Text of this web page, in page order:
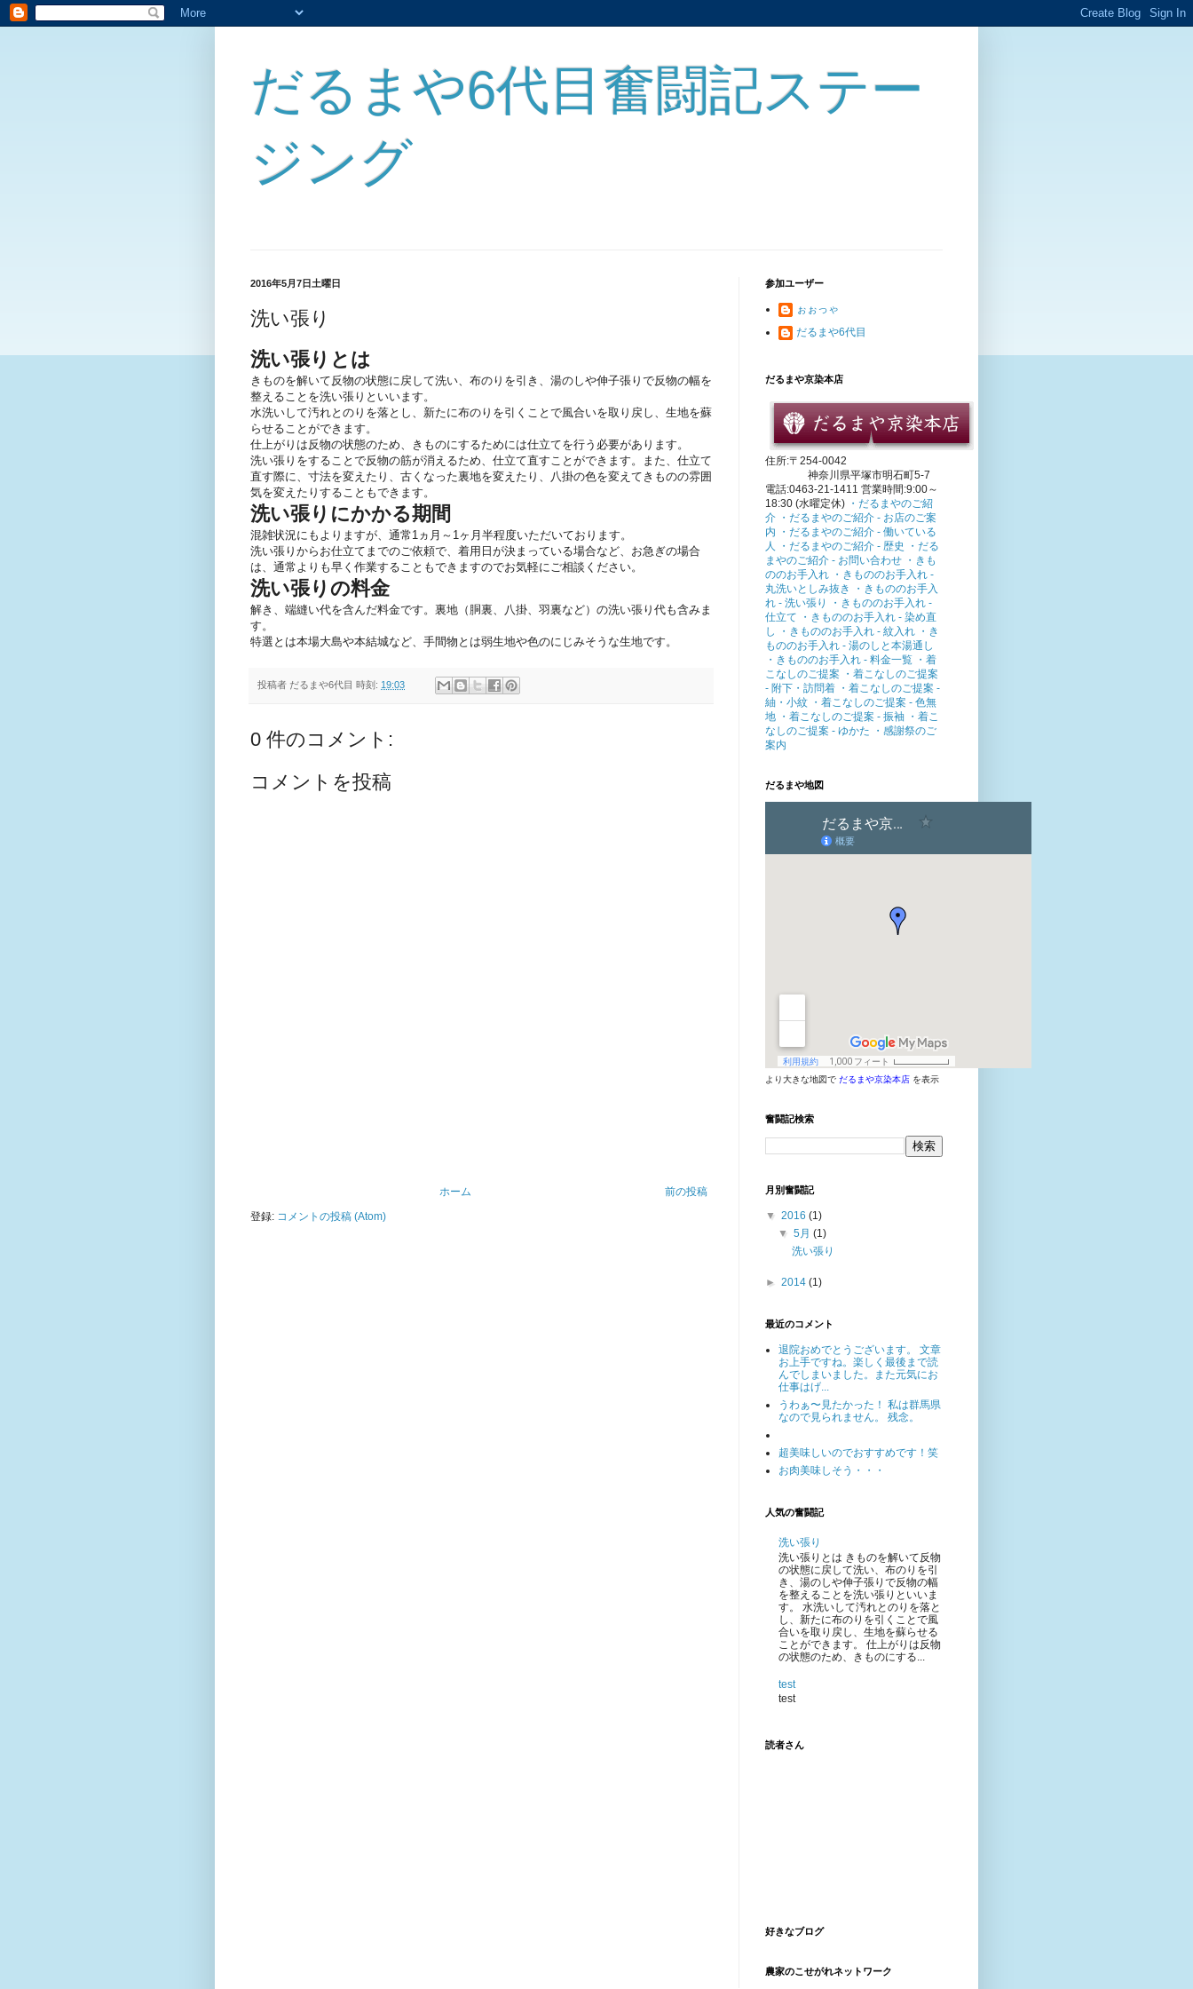
だるまや6代目奮闘記ステー
ジング
2016年5月7日土曜日
洗い張り
洗い張りとは
きものを解いて反物の状態に戻して洗い、布のりを引き、湯のしや伸子張りで反物の幅を
整えることを洗い張りといいます。
水洗いして汚れとのりを落とし、新たに布のりを引くことで風合いを取り戻し、生地を蘇
らせることができます。
仕上がりは反物の状態のため、きものにするためには仕立てを行う必要があります。
洗い張りをすることで反物の筋が消えるため、仕立て直すことができます。また、仕立て
直す際に、寸法を変えたり、古くなった裏地を変えたり、八掛の色を変えてきものの雰囲
気を変えたりすることもできます。
洗い張りにかかる期間
混雑状況にもよりますが、通常1ヵ月～1ヶ月半程度いただいております。
洗い張りからお仕立てまでのご依頼で、着用日が決まっている場合など、お急ぎの場合
は、通常よりも早く作業することもできますのでお気軽にご相談ください。
洗い張りの料金
解き、端縫い代を含んだ料金です。裏地（胴裏、八掛、羽裏など）の洗い張り代も含みま
す。
特選とは本場大島や本結城など、手間物とは弱生地や色のにじみそうな生地です。
投稿者 だるまや6代目 時刻: 19:03
0 件のコメント:
コメントを投稿
前の投稿
ホーム
登録: コメントの投稿 (Atom)
参加ユーザー
ぉぉっゃ
だるまや6代目
だるまや京染本店
住所:〒254-0042
神奈川県平塚市明石町5-7
電話:0463-21-1411 営業時間:9:00～
18:30 (水曜定休) ・だるまやのご紹
介 ・だるまやのご紹介 - お店のご案
内
・だるまやのご紹介 - 働いている
人
・だるまやのご紹介 - 歴史
・だる
まやのご紹介 - お問い合わせ ・きも
ののお手入れ ・きもののお手入れ -
丸洗いとしみ抜き
・きもののお手入
れ - 洗い張り
・きもののお手入れ -
仕立て
・きもののお手入れ - 染め直
し
・きもののお手入れ - 紋入れ ・き
もののお手入れ - 湯のしと本湯通し
・きもののお手入れ - 料金一覧 ・着
こなしのご提案
・着こなしのご提案
- 附下・訪問着 ・着こなしのご提案 -
紬・小紋 ・着こなしのご提案 - 色無
地 ・着こなしのご提案 - 振袖
・着こ
なしのご提案 - ゆかた
・感謝祭のご
案内
だるまや地図
より大きな地図で だるまや京染本店 を表示
奮闘記検索
月別奮闘記
▼ 2016 (1)
▼5月(1)
洗い張り
► 2014 (1)
最近のコメント
退院おめでとうございます。 文章
お上手ですね。楽しく最後まで読
んでしまいました。また元気にお
仕事はげ...
うわぁ〜見たかった！ 私は群馬県
なので見られません。 残念。
超美味しいのでおすすめです！笑
お肉美味しそう・・・
人気の奮闘記
洗い張り
洗い張りとは きものを解いて反物
の状態に戻して洗い、布のりを引
き、湯のしや伸子張りで反物の幅
を整えることを洗い張りといいま
す。 水洗いして汚れとのりを落と
し、新たに布のりを引くことで風
合いを取り戻し、生地を蘇らせる
ことができます。 仕上がりは反物
の状態のため、きものにする...
test
test
読者さん
好きなブログ
農家のこせがれネットワーク